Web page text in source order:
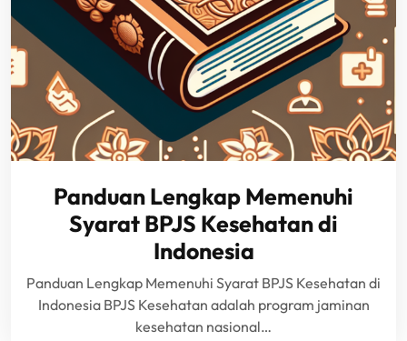
Panduan Lengkap Memenuhi
Syarat BPJS Kesehatan di
Indonesia
Panduan Lengkap Memenuhi Syarat BPJS Kesehatan di
Indonesia BPJS Kesehatan adalah program jaminan
kesehatan nasional…